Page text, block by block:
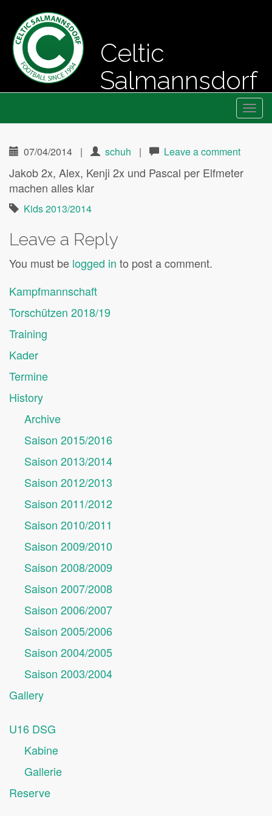
Celtic
Salmannsdorf
Menu
07/04/2014 | schuh | Leave a comment
Jakob 2x, Alex, Kenji 2x und Pascal per Elfmeter
machen alles klar
Kids 2013/2014
Leave a Reply
You must be logged in to post a comment.
Kampfmannschaft
Torschützen 2018/19
Training
Kader
Termine
History
Archive
Saison 2015/2016
Saison 2013/2014
Saison 2012/2013
Saison 2011/2012
Saison 2010/2011
Saison 2009/2010
Saison 2008/2009
Saison 2007/2008
Saison 2006/2007
Saison 2005/2006
Saison 2004/2005
Saison 2003/2004
Gallery
U16 DSG
Kabine
Gallerie
Reserve